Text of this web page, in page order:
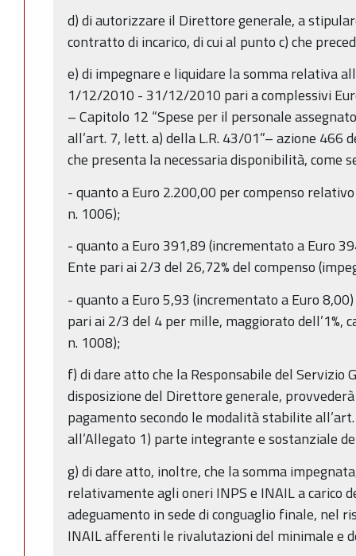
d) di autorizzare il Direttore generale, a
contratto di incarico, di cui al punto c) che
e) di impegnare e liquidare la somma relativa
1/12/2010 - 31/12/2010 pari a complessivi
– Capitolo 12 “Spese per il personale
all’art. 7, lett. a) della L.R. 43/01”– azione 466
che presenta la necessaria disponibilità, come
- quanto a Euro 2.200,00 per compenso
n. 1006);
- quanto a Euro 391,89 (incrementato a Euro
Ente pari ai 2/3 del 26,72% del compenso
- quanto a Euro 5,93 (incrementato a Euro
pari ai 2/3 del 4 per mille, maggiorato dell’1%,
n. 1008);
f) di dare atto che la Responsabile del Servizio
disposizione del Direttore generale,
pagamento secondo le modalità stabilite
all’Allegato 1) parte integrante e sostanziale
g) di dare atto, inoltre, che la somma
relativamente agli oneri INPS e INAIL a carico
adeguamento in sede di conguaglio finale, nel
INAIL afferenti le rivalutazioni del minimale e